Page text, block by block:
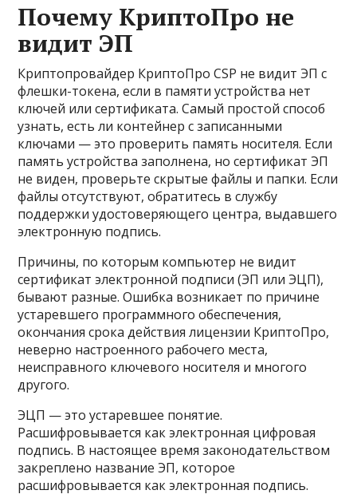
Почему КриптоПро не
видит ЭП
Криптопровайдер КриптоПро CSP не видит ЭП с
флешки-токена, если в памяти устройства нет
ключей или сертификата. Самый простой способ
узнать, есть ли контейнер с записанными
ключами — это проверить память носителя. Если
память устройства заполнена, но сертификат ЭП
не виден, проверьте скрытые файлы и папки. Если
файлы отсутствуют, обратитесь в службу
поддержки удостоверяющего центра, выдавшего
электронную подпись.
Причины, по которым компьютер не видит
сертификат электронной подписи (ЭП или ЭЦП),
бывают разные. Ошибка возникает по причине
устаревшего программного обеспечения,
окончания срока действия лицензии КриптоПро,
неверно настроенного рабочего места,
неисправного ключевого носителя и многого
другого.
ЭЦП — это устаревшее понятие.
Расшифровывается как электронная цифровая
подпись. В настоящее время законодательством
закреплено название ЭП, которое
расшифровывается как электронная подпись.